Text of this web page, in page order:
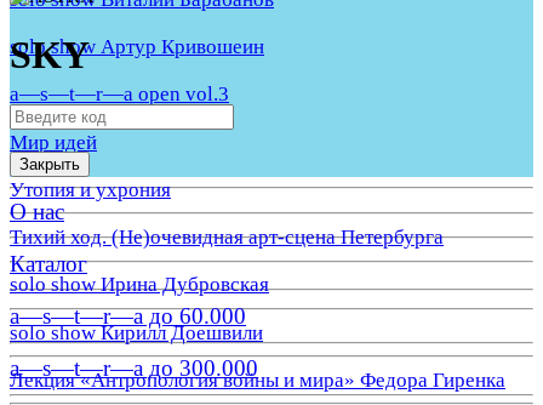
solo show Артур Кривошеин
a—s—t—r—a open vol.3
Мир идей
Утопия и ухрония
Тихий ход. (Не)очевидная арт-сцена Петербурга
solo show Ирина Дубровская
solo show Кирилл Доешвили
Лекция «Антропология войны и мира» Федора Гиренка
SKY
Закрыть
О нас
Каталог
a—s—t—r—a до 60.000
a—s—t—r—a до 300.000